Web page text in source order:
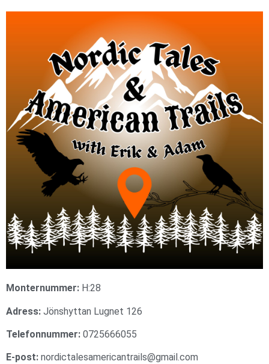
Monternummer: H:28
Adress: Jönshyttan Lugnet 126
Telefonnummer: 0725666055
E-post: nordictalesamericantrails@gmail.com